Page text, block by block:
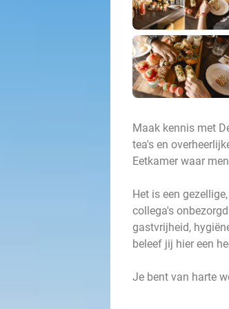
Maak kennis met
tea's en
Eetkamer waar
Het is een
collega's
gastvrijheid,
beleef jij hier een
Je bent van harte